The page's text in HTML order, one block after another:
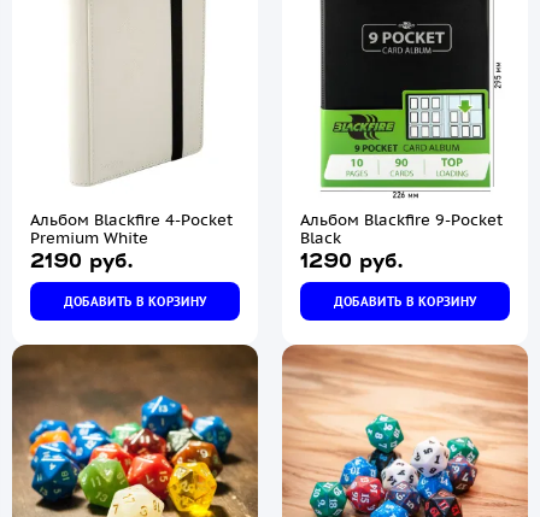
Альбом Blackfire 4-Pocket
Premium White
2190 руб.
ДОБАВИТЬ В КОРЗИНУ
Альбом Blackfire 9-Pocket
Black
1290 руб.
ДОБАВИТЬ В КОРЗИНУ